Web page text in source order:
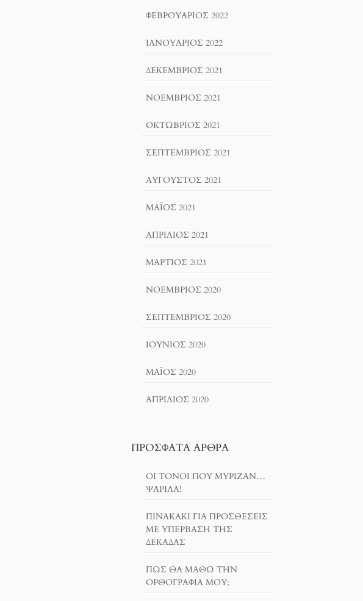
ΦΕΒΡΟΥΆΡΙΟΣ 2022
ΙΑΝΟΥΆΡΙΟΣ 2022
ΔΕΚΈΜΒΡΙΟΣ 2021
ΝΟΈΜΒΡΙΟΣ 2021
ΟΚΤΏΒΡΙΟΣ 2021
ΣΕΠΤΈΜΒΡΙΟΣ 2021
ΑΎΓΟΥΣΤΟΣ 2021
ΜΆΙΟΣ 2021
ΑΠΡΊΛΙΟΣ 2021
ΜΆΡΤΙΟΣ 2021
ΝΟΈΜΒΡΙΟΣ 2020
ΣΕΠΤΈΜΒΡΙΟΣ 2020
ΙΟΎΝΙΟΣ 2020
ΜΆΙΟΣ 2020
ΑΠΡΊΛΙΟΣ 2020
ΠΡΌΣΦΑΤΑ ΆΡΘΡΑ
ΟΙ ΤΌΝΟΙ ΠΟΥ ΜΎΡΙΖΑΝ…
ΨΑΡΊΛΑ!
ΠΙΝΑΚΆΚΙ ΓΙΑ ΠΡΟΣΘΈΣΕΙΣ
ΜΕ ΥΠΈΡΒΑΣΗ ΤΗΣ
ΔΕΚΆΔΑΣ
ΠΏΣ ΘΑ ΜΆΘΩ ΤΗΝ
ΟΡΘΟΓΡΑΦΊΑ ΜΟΥ;